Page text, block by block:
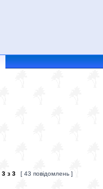
3 з 3 [ 43 повідомлень ]